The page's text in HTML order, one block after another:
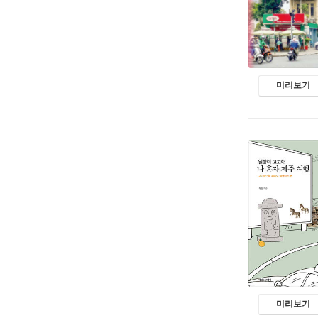
미리보기
미리보기